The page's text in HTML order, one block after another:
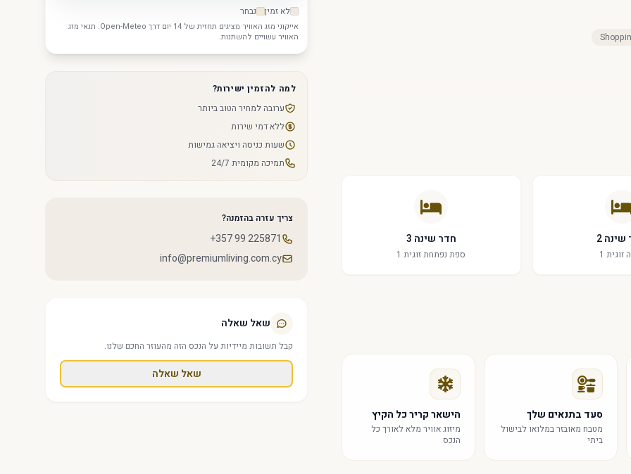
2
זוגית 1
חדר שינה 3
ספת נפתחת זוגית 1
סעד בתנאים שלך
מטבח מאובזר במלואו לבישול
ביתי
הישאר קריר כל הקיץ
מיזוג אוויר מלא לאורך כל
הנכס
לא זמין נבחר
אייקוני מזג האוויר מציגים תחזית של 14 יום דרך Open-Meteo. תנאי מזג
האוויר עשויים להשתנות.
למה להזמין ישירות?
ערובה למחיר הטוב ביותר
ללא דמי שירות
שעות כניסה ויציאה גמישות
תמיכה מקומית 24/7
צריך עזרה בהזמנה?
+357 99 225871
info@premiumliving.com.cy
שאל שאלה
קבל תשובות מיידיות על הנכס הזה מהעוזר החכם שלנו.
שאל שאלה